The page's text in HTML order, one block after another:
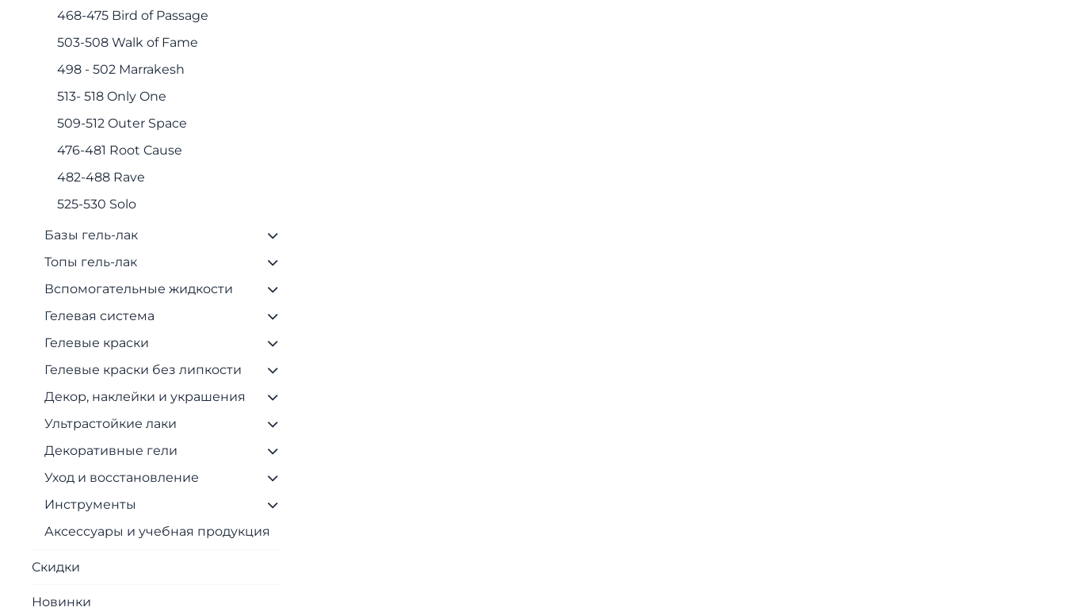
468-475 Bird of Passage
503-508 Walk of Fame
498 - 502 Marrakesh
513- 518 Only One
509-512 Outer Space
476-481 Root Cause
482-488 Rave
525-530 Solo
Базы гель-лак
Топы гель-лак
Вспомогательные жидкости
Гелевая система
Гелевые краски
Гелевые краски без липкости
Декор, наклейки и украшения
Ультрастойкие лаки
Декоративные гели
Уход и восстановление
Инструменты
Аксессуары и учебная продукция
Скидки
Новинки